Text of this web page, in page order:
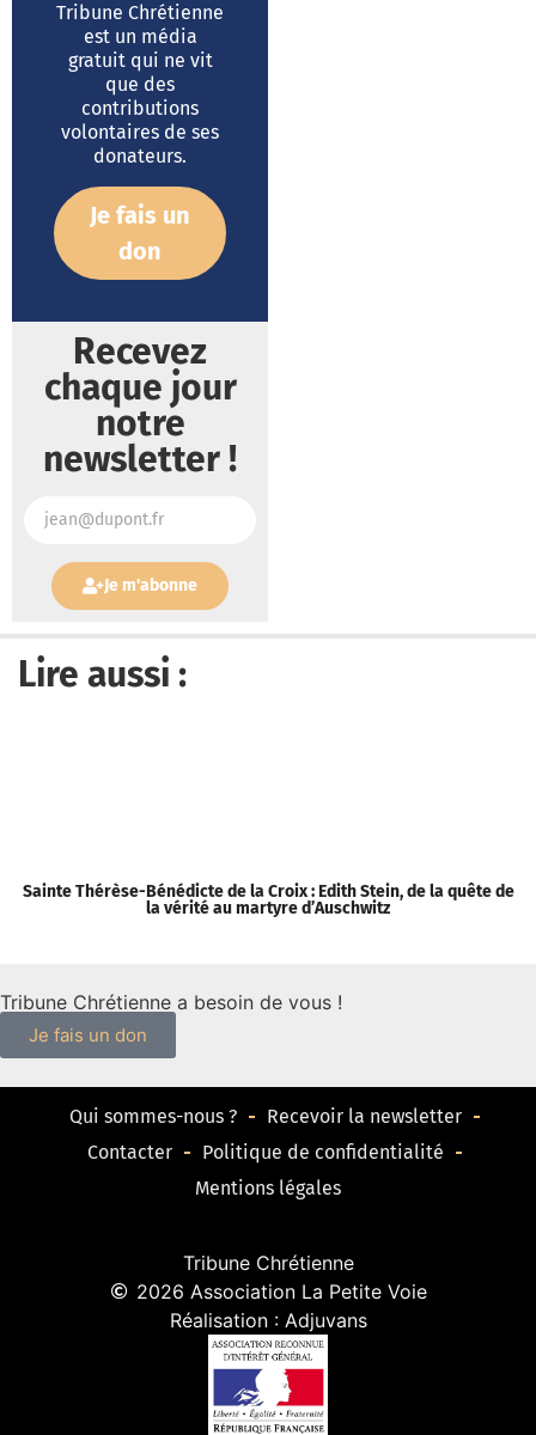
Tribune Chrétienne
est un média
gratuit qui ne vit
que des
contributions
volontaires de ses
donateurs.
Je fais un
don
Recevez
chaque jour
notre
newsletter !
Je m'abonne
Lire aussi :
Sainte Thérèse-Bénédicte de la Croix : Edith Stein, de la quête de
la vérité au martyre d’Auschwitz
Tribune Chrétienne a besoin de vous !
Je fais un don
Qui sommes-nous ?
Recevoir la newsletter
Contacter
Politique de confidentialité
Mentions légales
Tribune Chrétienne
2026 Association La Petite Voie
Réalisation : Adjuvans